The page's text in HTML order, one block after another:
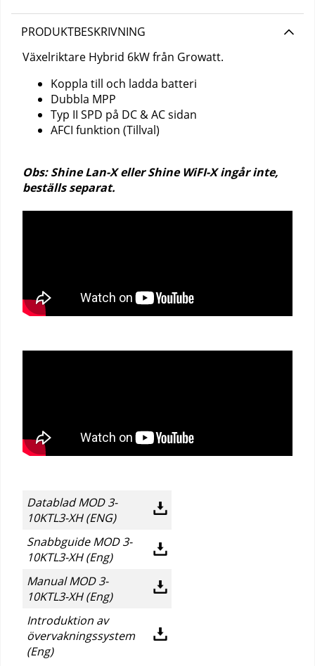
PRODUKTBESKRIVNING
Växelriktare Hybrid 6kW från Growatt.
Koppla till och ladda batteri
Dubbla MPP
Typ II SPD på DC & AC sidan
AFCI funktion (Tillval)
Obs: Shine Lan-X eller Shine WiFI-X ingår inte,
beställs separat.
Datablad MOD 3-
10KTL3-XH (ENG)
Snabbguide MOD 3-
10KTL3-XH (Eng)
Manual MOD 3-
10KTL3-XH (Eng)
Introduktion av
övervakningssystem
(Eng)